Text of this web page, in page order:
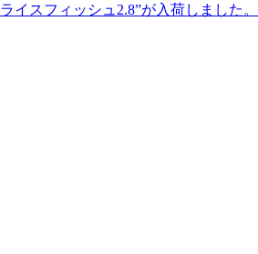
スフィッシュ2.8”が入荷しました。